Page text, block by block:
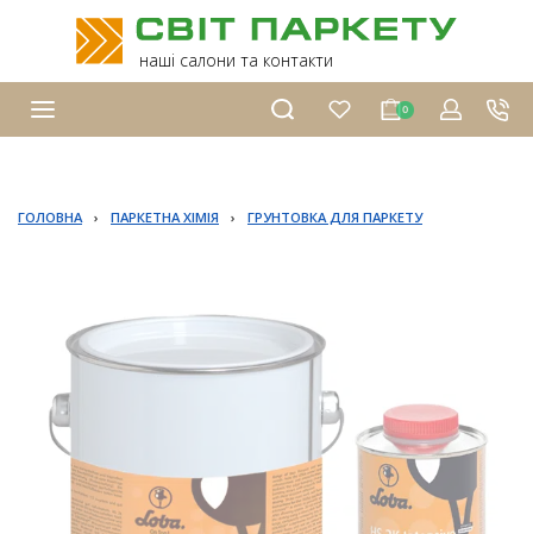
наші салони та контакти
0
ГОЛОВНА › ПАРКЕТНА ХІМІЯ › ГРУНТОВКА ДЛЯ ПАРКЕТУ